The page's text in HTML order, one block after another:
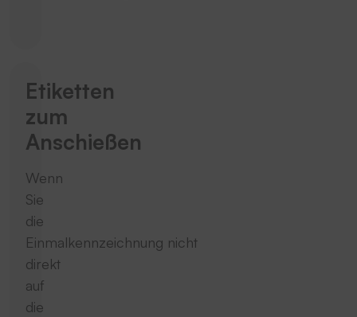
Etiketten
zum
Anschießen
Wenn
Sie
die
Einmalkennzeichnung nicht
direkt
auf
die